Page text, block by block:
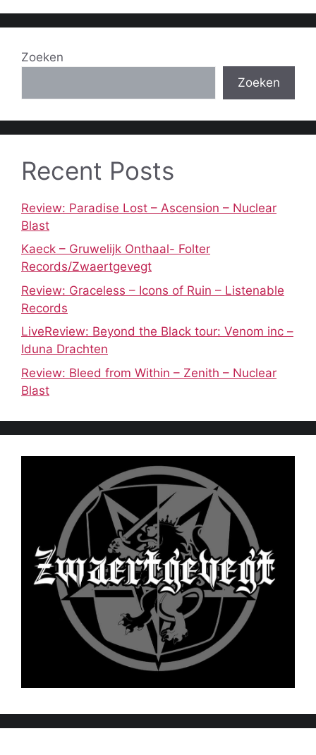
Zoeken
Zoeken
Recent Posts
Review: Paradise Lost – Ascension – Nuclear
Blast
Kaeck – Gruwelijk Onthaal- Folter
Records/Zwaertgevegt
Review: Graceless – Icons of Ruin – Listenable
Records
LiveReview: Beyond the Black tour: Venom inc –
Iduna Drachten
Review: Bleed from Within – Zenith – Nuclear
Blast